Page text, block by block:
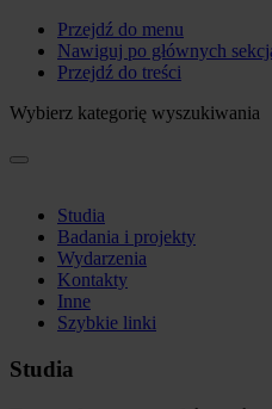
Przejdź do menu
Nawiguj po głównych
Przejdź do treści
Wybierz kategorię wyszukiwania
Studia
Badania i projekty
Wydarzenia
Kontakty
Inne
Szybkie linki
Studia